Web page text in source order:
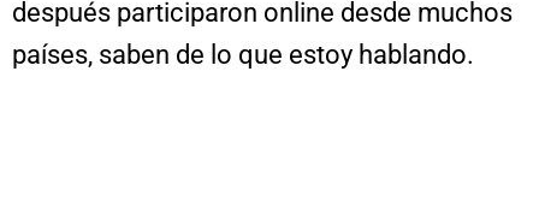
después participaron online desde muchos
países, saben de lo que estoy hablando.